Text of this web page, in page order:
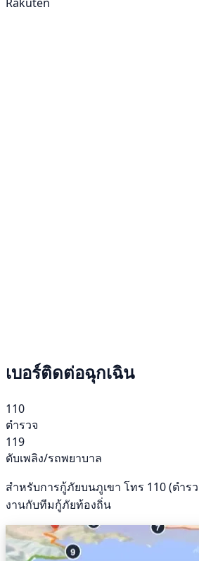
เบอร์ติดต่อฉุกเฉิน
110
ตำรวจ
119
ดับเพลิง/รถพยาบาล
สำหรับการกู้ภัยบนภูเขา โทร 110 (ตำร
งานกับทีมกู้ภัยท้องถิ่น